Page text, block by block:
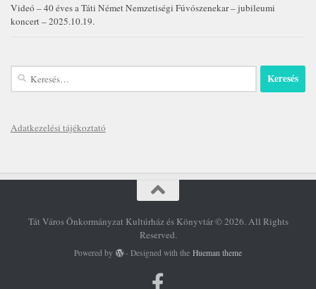
Videó – 40 éves a Táti Német Nemzetiségi Fúvószenekar – jubileumi
koncert – 2025.10.19.
Keresés:
Adatkezelési tájékoztató
Tát Város Önkormányzat Kultúrház és Könyvtár © 2026. All Rights
Reserved.
Powered by - Designed with theHueman theme